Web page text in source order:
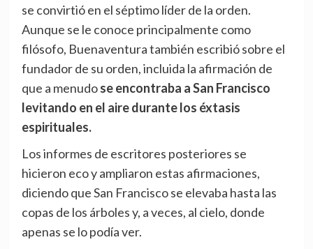
se convirtió en el séptimo líder de la orden.
Aunque se le conoce principalmente como
filósofo, Buenaventura también escribió sobre el
fundador de su orden, incluida la afirmación de
que a menudose encontraba a San Francisco
levitando en el aire durante los éxtasis
espirituales.
Los informes de escritores posteriores se
hicieron eco y ampliaron estas afirmaciones,
diciendo que San Francisco se elevaba hasta las
copas de los árboles y, a veces, al cielo, donde
apenas se lo podía ver.